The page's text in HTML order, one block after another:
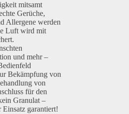
mitsamt
Gerüche,
Allergene werden
Luft wird mit
und mehr –
Bekämpfung von
von
für den
Granulat –
Einsatz garantiert!